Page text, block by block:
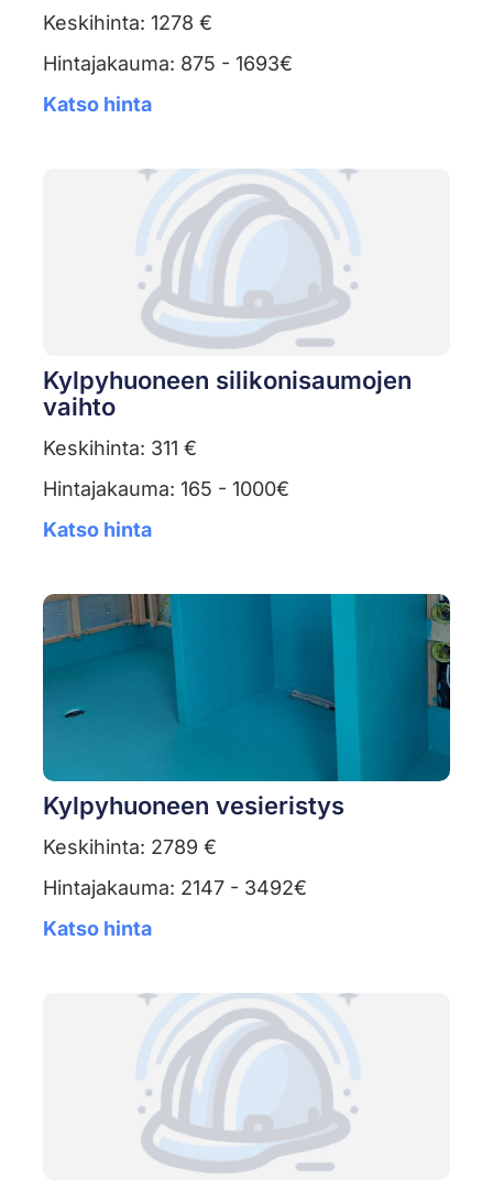
Keskihinta: 1278 €
Hintajakauma: 875 - 1693€
Katso hinta
Kylpyhuoneen silikonisaumojen
vaihto
Keskihinta: 311 €
Hintajakauma: 165 - 1000€
Katso hinta
Kylpyhuoneen vesieristys
Keskihinta: 2789 €
Hintajakauma: 2147 - 3492€
Katso hinta